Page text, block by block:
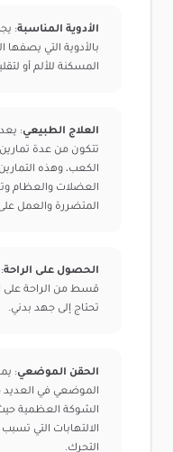
الأدوية المناسبة:
بالأدوية التي
المسكنة للألم أو
العلاج الطبيعي:
تتكون من عدة
الكعب، وهذه
العضلات والعظام
المتضررة والعمل
الحصول على الراحة
قسط من الراحة على
تحتاج إلى جهد بدني.
الحقن الموضعي:
الموضعي في العديد
الشوكة العظمية
الالتهابات التي
التحرك.